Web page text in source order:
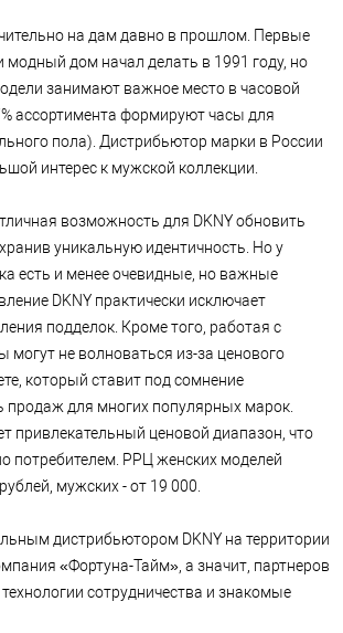
на дам давно в прошлом. Первые
модный дом начал делать в 1991 году, но
занимают важное место в часовой
ассортимента формируют часы для
пола). Дистрибьютор марки в России
интерес к мужской коллекции.
возможность для DKNY обновить
уникальную идентичность. Но у
есть и менее очевидные, но важные
DKNY практически исключает
подделок. Кроме того, работая с
могут не волноваться из-за ценового
который ставит под сомнение
продаж для многих популярных марок.
привлекательный ценовой диапазон, что
потребителем. РРЦ женских моделей
мужских - от 19 000.
дистрибьютором DKNY на территории
«Фортуна-Тайм», а значит, партнеров
сотрудничества и знакомые